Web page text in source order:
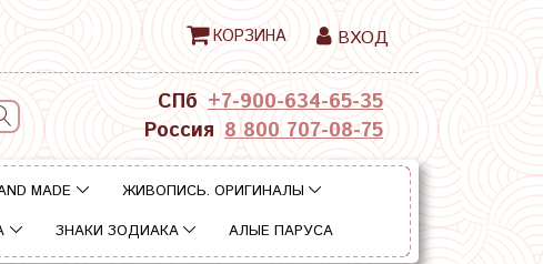
КОРЗИНА ВХОД
СПб +7-900-634-65-35
Россия 8 800 707-08-75
MADE
ЖИВОПИСЬ. ОРИГИНАЛЫ
ЗНАКИ ЗОДИАКА АЛЫЕ ПАРУСА